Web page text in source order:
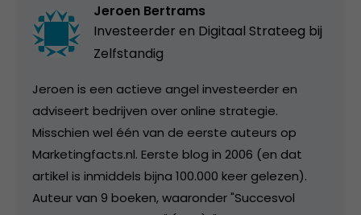
Jeroen Bertrams
Investeerder en Digitaal Strateeg bij
Zelfstandig
Jeroen is een actieve angel investeerder en
adviseert bedrijven over online strategie.
Misschien wel één van de eerste auteurs op
Marketingfacts.nl. Eerste blog in 2006 (en dat
artikel is inmiddels bijna 100.000 keer gelezen).
Auteur van 9 boeken, waaronder "Succesvol